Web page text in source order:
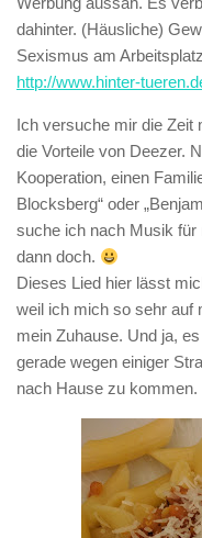
dahinter. (Häusliche)
Sexismus am
http://www.hinter-
Ich versuche mir die Zeit
die Vorteile von Deezer.
Kooperation, einen
Blocksberg“ oder
suche ich nach Musik
dann doch.
Dieses Lied hier lässt
weil ich mich so sehr auf
mein Zuhause. Und ja,
gerade wegen einiger
nach Hause zu kommen.